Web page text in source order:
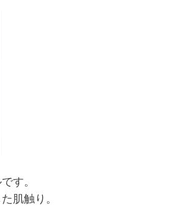
す。
肌触り。